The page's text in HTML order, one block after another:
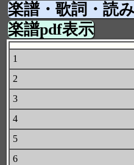
楽譜・歌詞・読
楽譜pdf表示
1
2
3
4
5
6